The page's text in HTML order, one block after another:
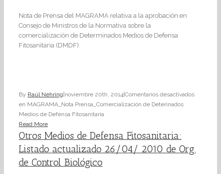
Nota de Prensa del MAGRAMA relativa a la aprobación en
Consejo de Ministros de la Normativa sobre la
comercialización de Determinados Medios de Defensa
Fitosanitaria (DMDF).
By Raúl Nehring noviembre 20th, 2014 Comentarios desactivados
en MAGRAMA_Nota Prensa_Comercialización de Deterinados
Medios de Defensa Fitosanitaria
Read More
Otros Medios de Defensa Fitosanitaria:
Listado actualizado 26/04/ 2010 de Org.
de Control Biológico